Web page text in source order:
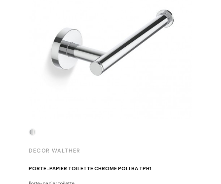
DECOR WALTHER
PORTE-PAPIER TOILETTE CHROME POLI BA TPH1